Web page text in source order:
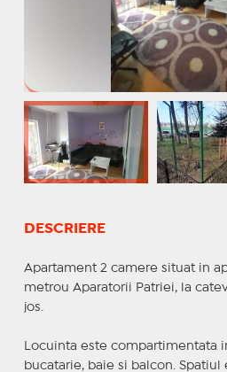
DESCRIERE
Apartament 2 camere situat in
metrou Aparatorii Patriei, la
jos.
Locuinta este compartimentata
bucatarie, baie si balcon. Spatiul